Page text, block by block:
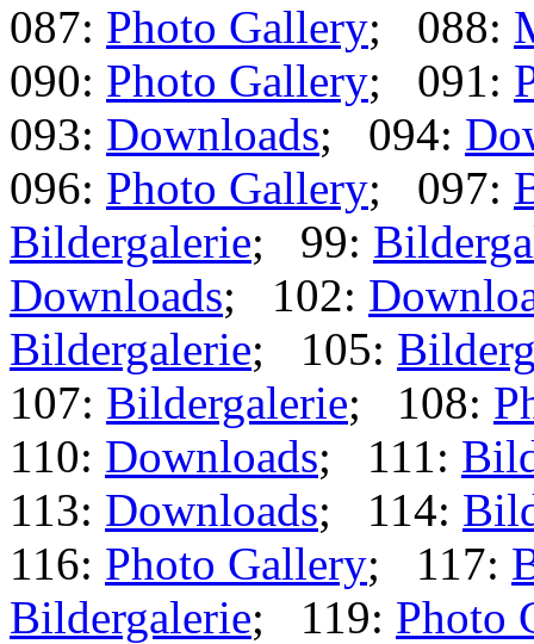
087: Photo Gallery; 088:
090: Photo Gallery; 091:
093: Downloads; 094:
096: Photo Gallery; 097:
Bildergalerie; 99:
Downloads; 102:
Bildergalerie; 105:
107: Bildergalerie; 108:
110: Downloads; 111:
113: Downloads; 114:
116: Photo Gallery; 117:
Bildergalerie; 119: Photo